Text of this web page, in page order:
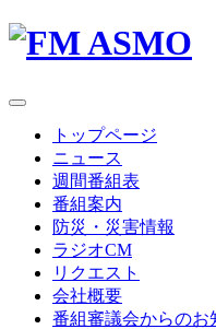
toggle
navigationトップページ
ニュース
週間番組表
番組案内
防災・災害情報
ラジオCM
リクエスト
会社概要
番組審議会からのお